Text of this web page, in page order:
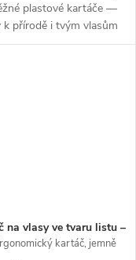
plastové kartáče —
k přírodě i tvým vlasům
na vlasy ve tvaru listu –
rozčesávací a šetrný k
kartáč, jemně